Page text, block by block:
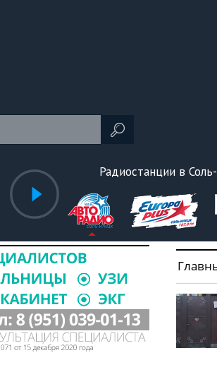
Радиостанции в